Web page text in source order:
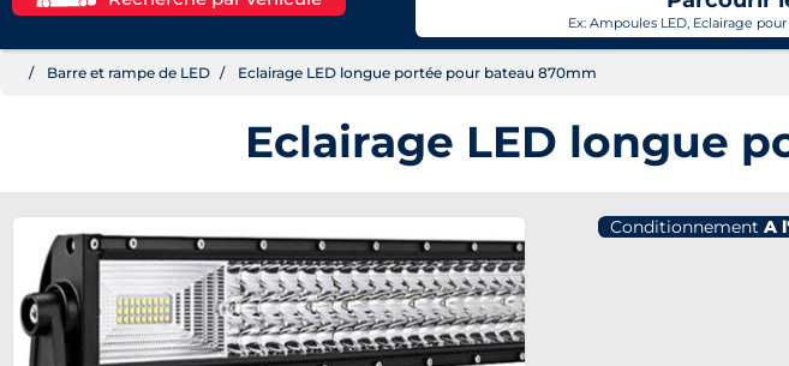
Ex: Ampoules LED, Eclairage
Barre et rampe de LED Eclairage LED longue portée pour bateau 870mm
Eclairage LED longue
Conditionnement A